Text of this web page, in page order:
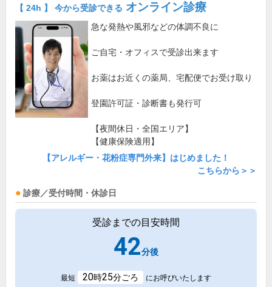
【 24h 】 今から受診できる オンライン診療
急な発熱や風邪などの体調不良に
ご自宅・オフィスで受診出来ます
お薬はお近くの薬局、宅配便でお受け取り
登園許可証・診断書も発行可
【夜間休日・全国エリア】
【健康保険適用】
【アレルギー・花粉症専門外来】はじめました！
こちらから＞＞
診療／受付時間・休診日
受診までの目安時間
42分後
最短 20時25分ごろ にお呼びいたします